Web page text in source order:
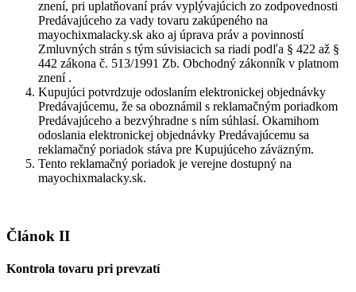
znení, pri uplatňovaní práv vyplývajúcich zo zodpovednosti
Predávajúceho za vady tovaru zakúpeného na
mayochixmalacky.sk ako aj úprava práv a povinností
Zmluvných strán s tým súvisiacich sa riadi podľa § 422 až §
442 zákona č. 513/1991 Zb. Obchodný zákonník v platnom
znení .
Kupujúci potvrdzuje odoslaním elektronickej objednávky
Predávajúcemu, že sa oboznámil s reklamačným poriadkom
Predávajúceho a bezvýhradne s ním súhlasí. Okamihom
odoslania elektronickej objednávky Predávajúcemu sa
reklamačný poriadok stáva pre Kupujúceho záväzným.
Tento reklamačný poriadok je verejne dostupný na
mayochixmalacky.sk.
Článok II
Kontrola tovaru pri prevzatí